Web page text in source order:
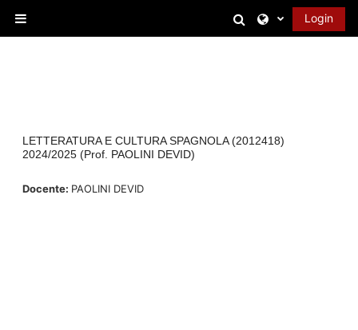
Attiva/disattiva
Login
LETTERATURA E CULTURA SPAGNOLA (2012418)
2024/2025 (Prof. PAOLINI DEVID)
Docente: PAOLINI DEVID